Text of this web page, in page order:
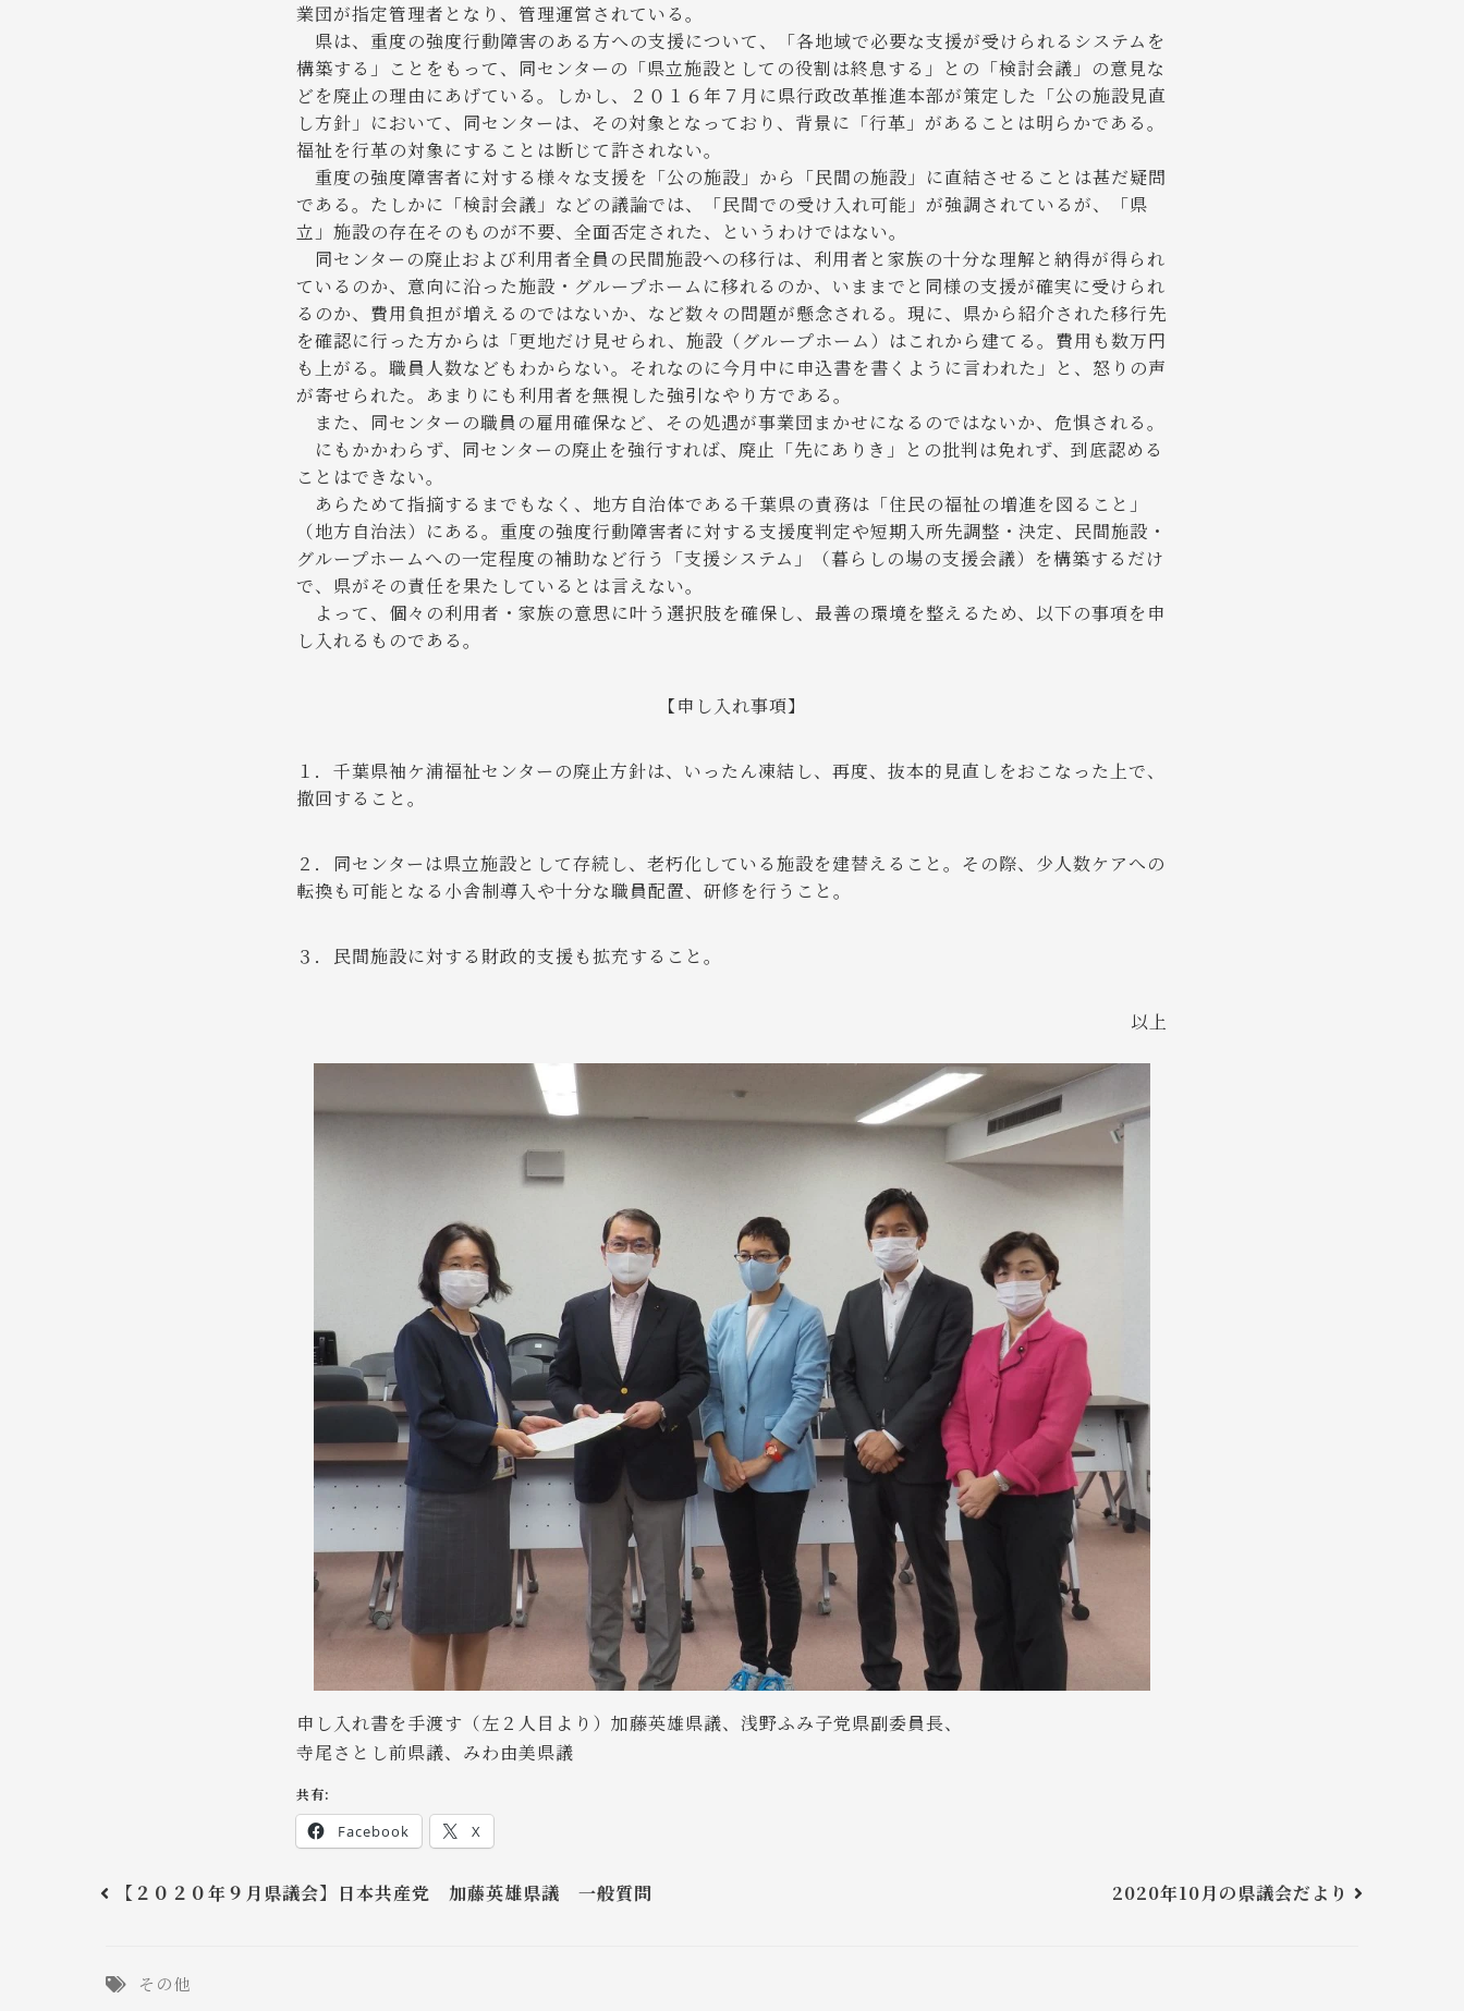
業団が指定管理者となり、管理運営されている。
県は、重度の強度行動障害のある方への支援について、「各地域で必要な支援が受けられるシステムを
構築する」ことをもって、同センターの「県立施設としての役割は終息する」との「検討会議」の意見な
どを廃止の理由にあげている。しかし、２０１６年７月に県行政改革推進本部が策定した「公の施設見直
し方針」において、同センターは、その対象となっており、背景に「行革」があることは明らかである。
福祉を行革の対象にすることは断じて許されない。
重度の強度障害者に対する様々な支援を「公の施設」から「民間の施設」に直結させることは甚だ疑問
である。たしかに「検討会議」などの議論では、「民間での受け入れ可能」が強調されているが、「県
立」施設の存在そのものが不要、全面否定された、というわけではない。
同センターの廃止および利用者全員の民間施設への移行は、利用者と家族の十分な理解と納得が得られ
ているのか、意向に沿った施設・グループホームに移れるのか、いままでと同様の支援が確実に受けられ
るのか、費用負担が増えるのではないか、など数々の問題が懸念される。現に、県から紹介された移行先
を確認に行った方からは「更地だけ見せられ、施設（グループホーム）はこれから建てる。費用も数万円
も上がる。職員人数などもわからない。それなのに今月中に申込書を書くように言われた」と、怒りの声
が寄せられた。あまりにも利用者を無視した強引なやり方である。
また、同センターの職員の雇用確保など、その処遇が事業団まかせになるのではないか、危惧される。
にもかかわらず、同センターの廃止を強行すれば、廃止「先にありき」との批判は免れず、到底認める
ことはできない。
あらためて指摘するまでもなく、地方自治体である千葉県の責務は「住民の福祉の増進を図ること」
（地方自治法）にある。重度の強度行動障害者に対する支援度判定や短期入所先調整・決定、民間施設・
グループホームへの一定程度の補助など行う「支援システム」（暮らしの場の支援会議）を構築するだけ
で、県がその責任を果たしているとは言えない。
よって、個々の利用者・家族の意思に叶う選択肢を確保し、最善の環境を整えるため、以下の事項を申
し入れるものである。
【申し入れ事項】
１．千葉県袖ケ浦福祉センターの廃止方針は、いったん凍結し、再度、抜本的見直しをおこなった上で、
撤回すること。
２．同センターは県立施設として存続し、老朽化している施設を建替えること。その際、少人数ケアへの
転換も可能となる小舎制導入や十分な職員配置、研修を行うこと。
３．民間施設に対する財政的支援も拡充すること。
以上
申し入れ書を手渡す（左２人目より）加藤英雄県議、浅野ふみ子党県副委員長、
寺尾さとし前県議、みわ由美県議
共有:
Facebook X
【２０２０年９月県議会】日本共産党 加藤英雄県議 一般質問 2020年10月の県議会だより
その他